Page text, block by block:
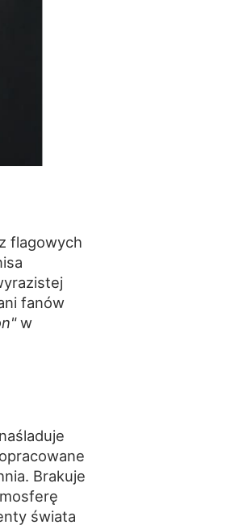
flagowych
fanów
w
Brakuje
świata